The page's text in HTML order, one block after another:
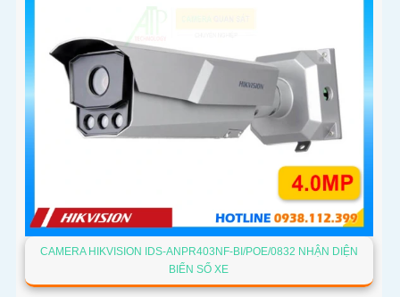
CAMERA HIKVISION IDS-ANPR403NF-BI/POE/0832 NHẬN DIỆN
BIỂN SỐ XE